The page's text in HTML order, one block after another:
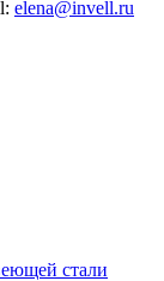
elena@invell.ru
стали